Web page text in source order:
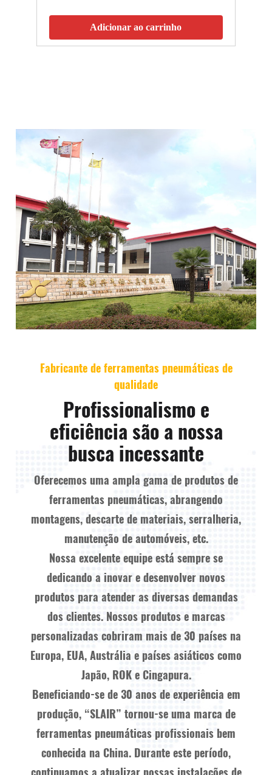
Adicionar ao carrinho
Fabricante de ferramentas pneumáticas de
qualidade
Profissionalismo e
eficiência são a nossa
busca incessante
Oferecemos uma ampla gama de produtos de
ferramentas pneumáticas, abrangendo
montagens, descarte de materiais, serralheria,
manutenção de automóveis, etc.
Nossa excelente equipe está sempre se
dedicando a inovar e desenvolver novos
produtos para atender as diversas demandas
dos clientes. Nossos produtos e marcas
personalizadas cobriram mais de 30 países na
Europa, EUA, Austrália e países asiáticos como
Japão, ROK e Cingapura.
Beneficiando-se de 30 anos de experiência em
produção, “SLAIR” tornou-se uma marca de
ferramentas pneumáticas profissionais bem
conhecida na China. Durante este período,